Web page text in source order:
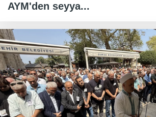
AYM'den seyya...